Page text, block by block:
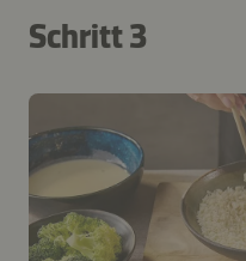
Schritt 3